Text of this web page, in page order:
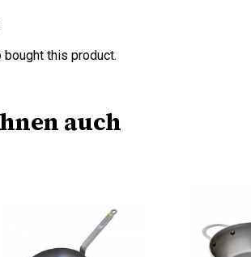
this product.
auch